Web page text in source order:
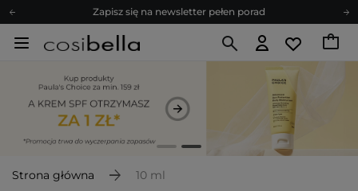
Zapisz się na newsletter pełen porad
Bezpłatne konsultacje kosmetologiczne
Poleć nas i zyskaj jeszcze więcej punktów
Zapisz się na newsletter pełen porad
Strona główna 10 ml